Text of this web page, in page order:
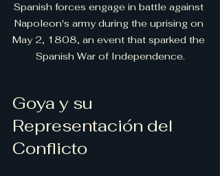
Spanish forces engage in battle against
Napoleon's army during the uprising on
May 2, 1808, an event that sparked the
Spanish War of Independence.
Goya y su
Representación del
Conflicto